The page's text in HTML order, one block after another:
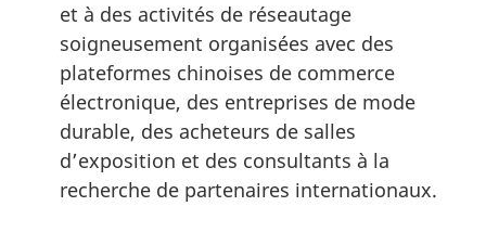
et à des activités de réseautage
soigneusement organisées avec des
plateformes chinoises de commerce
électronique, des entreprises de mode
durable, des acheteurs de salles
d’exposition et des consultants à la
recherche de partenaires internationaux.